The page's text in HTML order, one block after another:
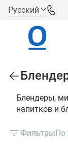
Русский
Блендеры,
напитков и
ФильтрыПо